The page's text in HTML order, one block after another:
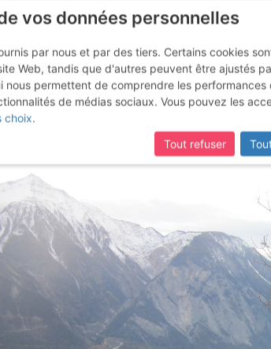
si certaines pages ne sont plus accessibles,
vos données personnelles
par nous et par des tiers. Certains cookies
Web, tandis que d'autres peuvent être ajustés
permettent de comprendre les performances
de médias sociaux. Vous pouvez les
choix.
Tout refuser